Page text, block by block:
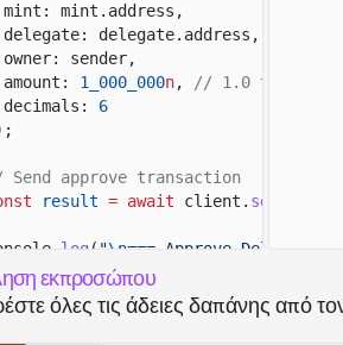
mint: mint.address,
delegate: delegate.address,
owner: sender,
amount:
1_000_000n,
// 1.0 tokens
decimals:
6
Send approve transaction
result = await client.
log ( "\n=== Approve Delegate
log("Transaction Signature:"
Fetch token account data to show
εκπροσώπου
όλες τις άδειες δαπάνης από